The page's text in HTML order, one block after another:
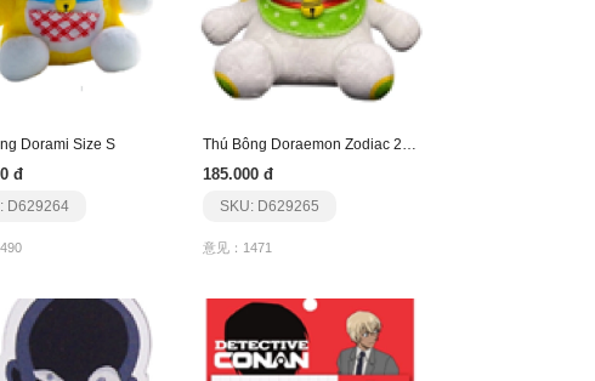
Dorami Size S
đ
D629264
185.000 đ
SKU: D629265
意见：1471